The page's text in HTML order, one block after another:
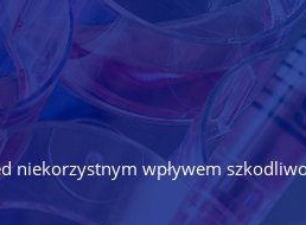
niekorzystnym wpływem